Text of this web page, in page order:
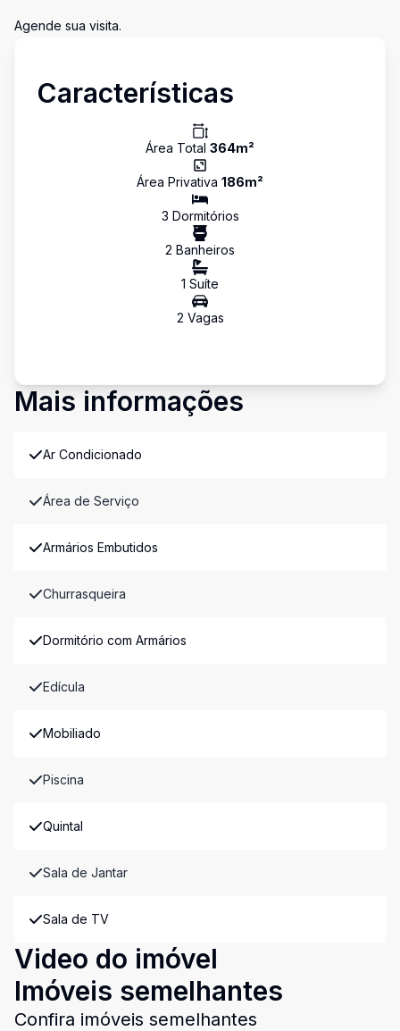
Agende sua visita.
Características
Área Total 364m²
Área Privativa 186m²
3 Dormitórios
2 Banheiros
1 Suíte
2 Vagas
Mais informações
Ar Condicionado
Área de Serviço
Armários Embutidos
Churrasqueira
Dormitório com Armários
Edícula
Mobiliado
Piscina
Quintal
Sala de Jantar
Sala de TV
Video do imóvel
Imóveis semelhantes
Confira imóveis semelhantes